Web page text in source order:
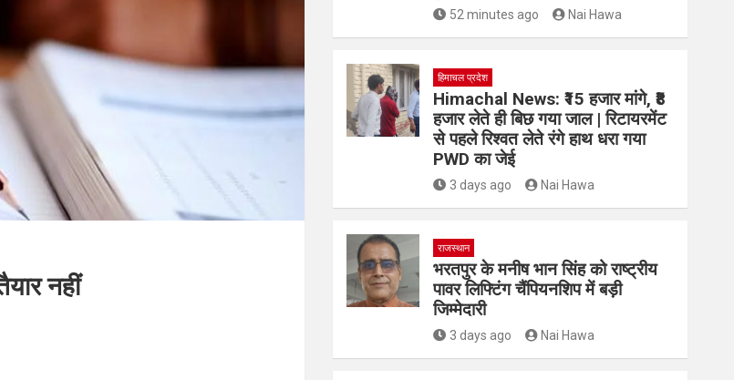
नहीं
52 minutes ago Nai Hawa
हिमाचल प्रदेश
Himachal News: ₹15 हजार मांगे, ₹8
हजार लेते ही बिछ गया जाल | रिटायरमेंट
से पहले रिश्वत लेते रंगे हाथ धरा गया
PWD का जेई
3 days ago Nai Hawa
राजस्थान
भरतपुर के मनीष भान सिंह को राष्ट्रीय
पावर लिफ्टिंग चैंपियनशिप में बड़ी
जिम्मेदारी
3 days ago Nai Hawa